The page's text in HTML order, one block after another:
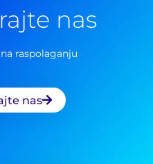
nas
raspolaganju
nas